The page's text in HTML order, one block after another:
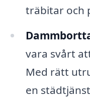
träbitar och
vara svårt
Med rätt
en